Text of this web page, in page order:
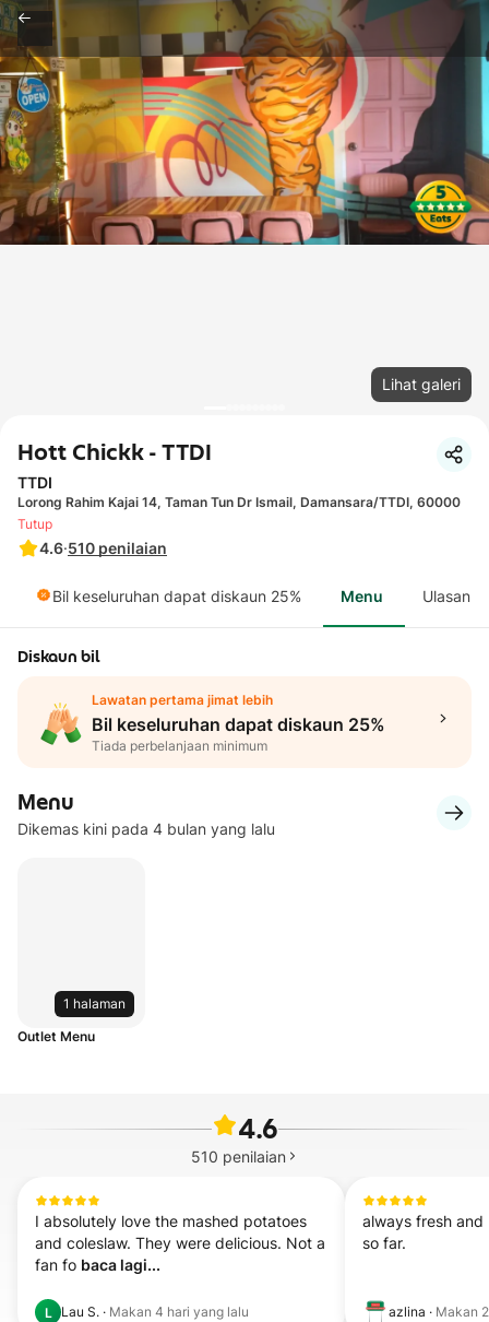
Lihat galeri
Hott Chickk - TTDI
TTDI
Lorong Rahim Kajai 14, Taman Tun Dr Ismail, Damansara/TTDI, 60000
4.6·510 penilaian
Tutup
Bil keseluruhan dapat diskaun 25% Menu Ulasan
Diskaun bil
Lawatan pertama jimat lebih
Bil keseluruhan dapat diskaun 25%
Tiada perbelanjaan minimum
Menu
Dikemas kini pada 4 bulan yang lalu
1 halaman
Outlet Menu
4.6
510 penilaian
I absolutely love the mashed potatoes
and coleslaw. They were delicious. Not a
fan fo baca lagi...
L Lau S. · Makan 4 hari yang lalu
always fresh
so far.
azlina · Makan